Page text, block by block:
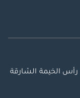
رأس الخيمة الشارقة